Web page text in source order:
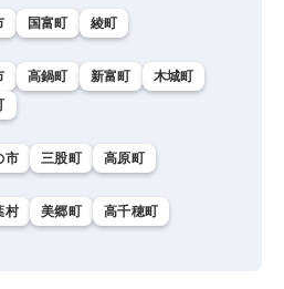
国富町 綾町
高鍋町 新富町
木城町
市 三股町 高原町
村 美郷町
高千穂町